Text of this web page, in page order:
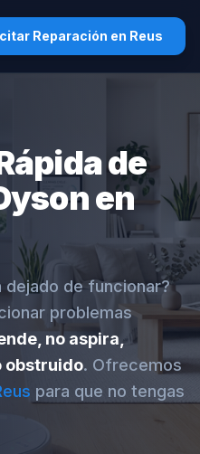
Reparación en Reus
de
en
dejado de funcionar?
problemas
no aspira,
obstruido. Ofrecemos
para que no tengas